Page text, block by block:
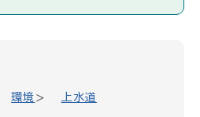
環境 上水道